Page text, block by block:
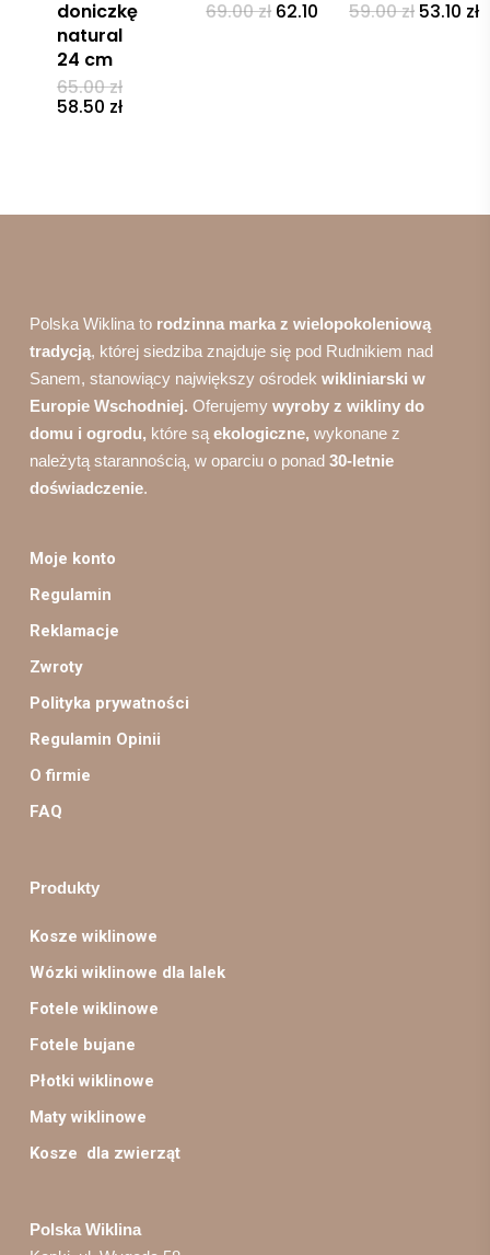
doniczkę
natural
24 cm
65.00złPierwotna
cena
wynosiła:
58.50 złAktualna
69.00zł Pierwotna
62.10 Aktualna
59.00zł 53.10 zł
Polska Wiklina to rodzinna marka z wielopokoleniową
tradycją, której siedziba znajduje się pod Rudnikiem nad
Sanem, stanowiący największy ośrodek wikliniarski w
Europie Wschodniej. Oferujemy wyroby z wikliny do
domu i ogrodu, które są ekologiczne, wykonane z
należytą starannością, w oparciu o ponad 30-letnie
doświadczenie.
Moje konto
Regulamin
Reklamacje
Zwroty
Polityka prywatności
Regulamin Opinii
O firmie
FAQ
Produkty
Kosze wiklinowe
Wózki wiklinowe dla lalek
Fotele wiklinowe
Fotele bujane
Płotki wiklinowe
Maty wiklinowe
Kosze dla zwierząt
Polska Wiklina